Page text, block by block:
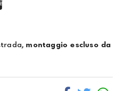
montaggio escluso da